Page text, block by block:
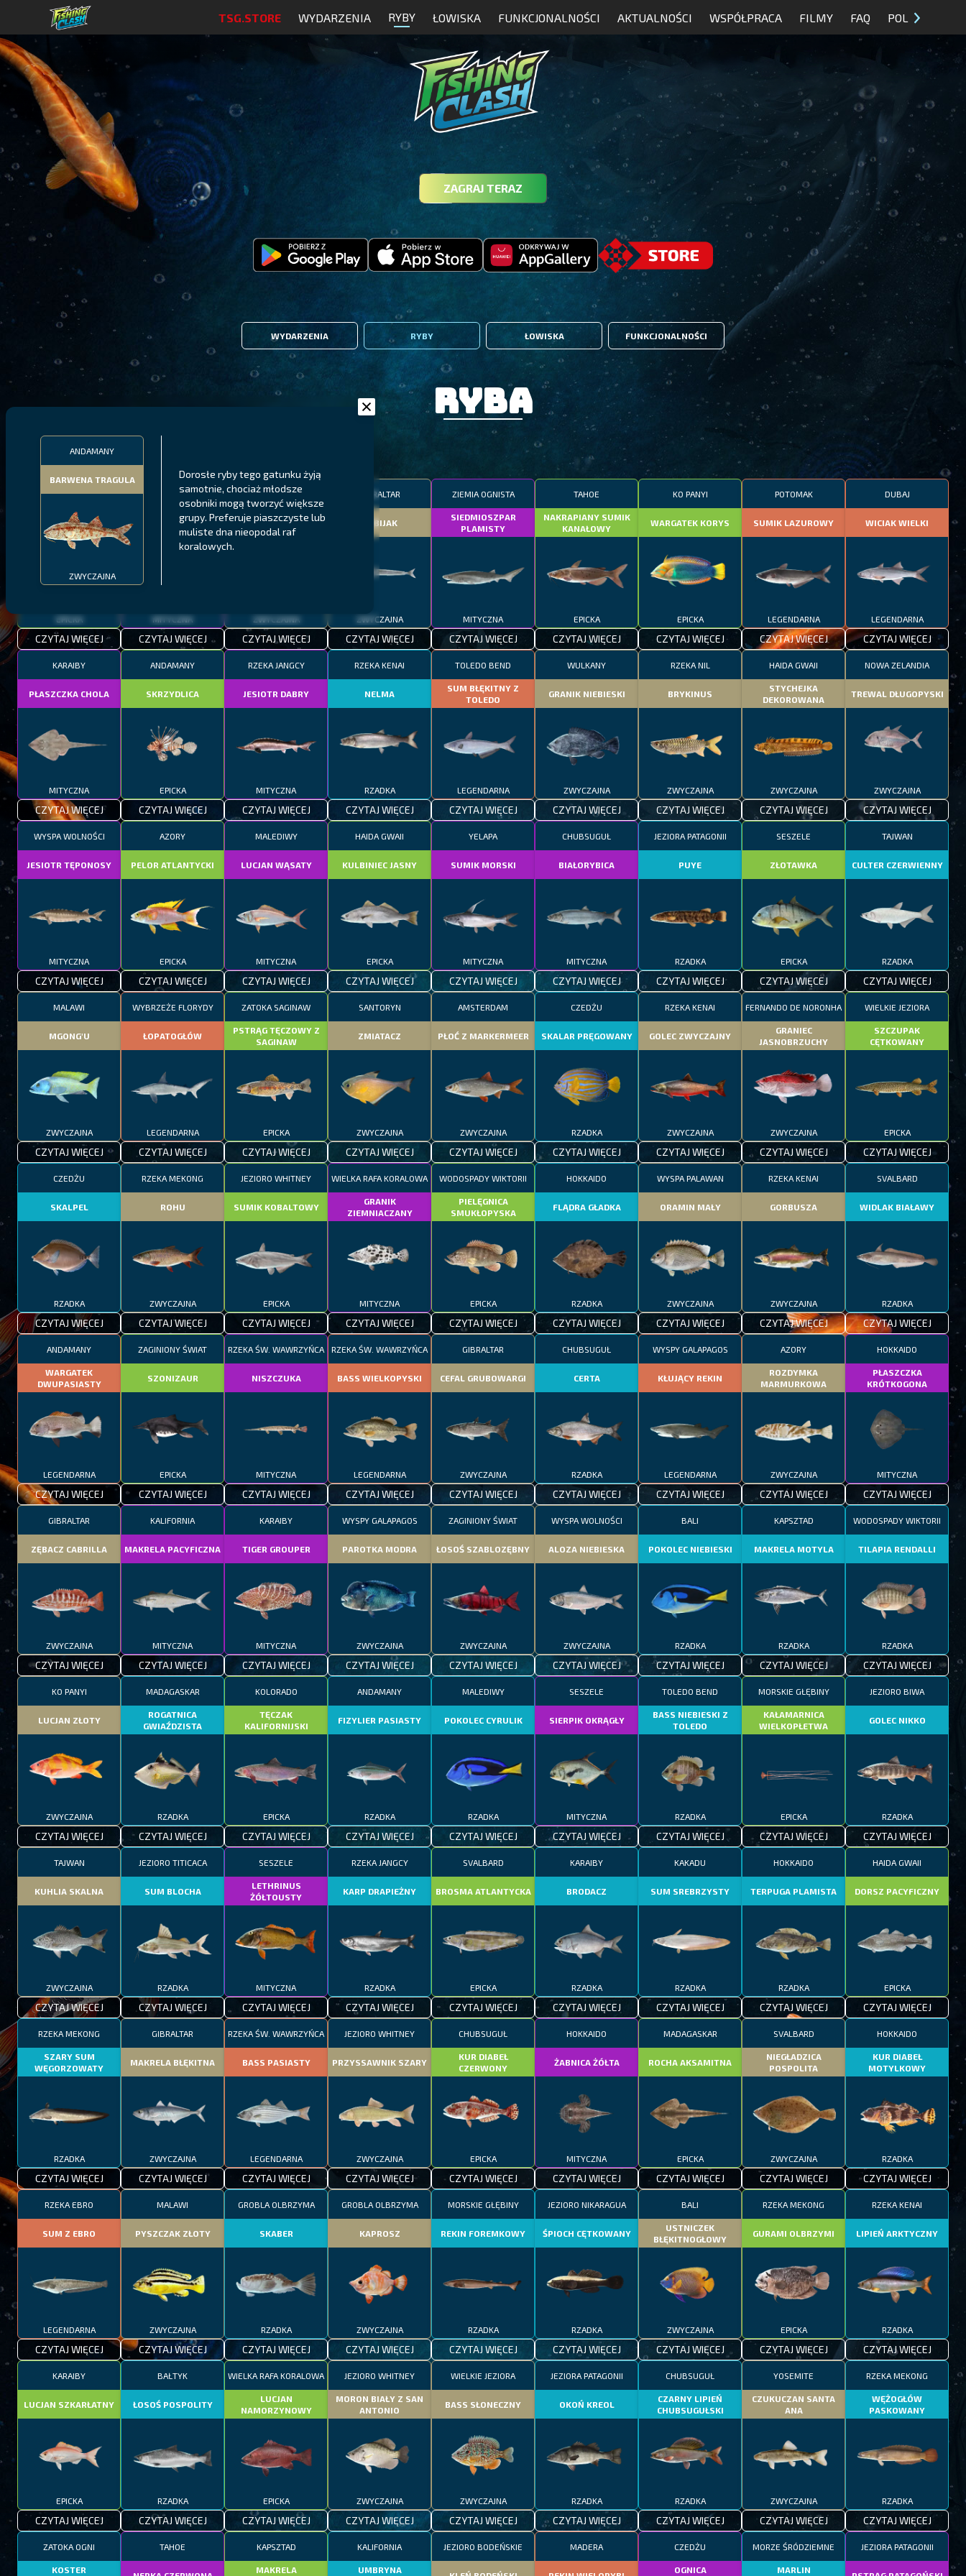
TSG.STORE WYDARZENIA RYBY ŁOWISKA FUNKCJONALNOŚCI AKTUALNOŚCI WSPÓŁPRACA FILMY FAQ POL
ZAGRAJ TERAZ
WYDARZENIA RYBY ŁOWISKA FUNKCJONALNOŚCI
ANDAMANY
BARWENA TRAGULA
ZWYCZAJNA
Dorosłe ryby tego gatunku żyją
samotnie, chociaż młodsze
osobniki mogą tworzyć większe
grupy. Preferuje piaszczyste lub
muliste dna nieopodal raf
koralowych.
Ryba
MALAWI
PYSZCZAK ZACHODNI
EPICKA
CZYTAJ WIĘCEJ
PÓŁNOCNE FIORDY
LING
MITYCZNA
CZYTAJ WIĘCEJ
WYSPY GALAPAGOS
BODIAN
MEKSYKAŃSKI
ZWYCZAJNA
CZYTAJ WIĘCEJ
GIBRALTAR
DOBIJAK
ZWYCZAJNA
CZYTAJ WIĘCEJ
ZIEMIA OGNISTA
SIEDMIOSZPAR
PLAMISTY
MITYCZNA
CZYTAJ WIĘCEJ
TAHOE
NAKRAPIANY SUMIK
KANAŁOWY
EPICKA
CZYTAJ WIĘCEJ
KO PANYI
WARGATEK KORYS
EPICKA
CZYTAJ WIĘCEJ
POTOMAK
SUMIK LAZUROWY
LEGENDARNA
CZYTAJ WIĘCEJ
DUBAJ
WICIAK WIELKI
LEGENDARNA
CZYTAJ WIĘCEJ
KARAIBY
PŁASZCZKA CHOLA
MITYCZNA
CZYTAJ WIĘCEJ
ANDAMANY
SKRZYDLICA
EPICKA
CZYTAJ WIĘCEJ
RZEKA JANGCY
JESIOTR DABRY
MITYCZNA
CZYTAJ WIĘCEJ
RZEKA KENAI
NELMA
RZADKA
CZYTAJ WIĘCEJ
TOLEDO BEND
SUM BŁĘKITNY Z
TOLEDO
LEGENDARNA
CZYTAJ WIĘCEJ
WULKANY
GRANIK NIEBIESKI
ZWYCZAJNA
CZYTAJ WIĘCEJ
RZEKA NIL
BRYKINUS
ZWYCZAJNA
CZYTAJ WIĘCEJ
HAIDA GWAII
STYCHEJKA
DEKOROWANA
ZWYCZAJNA
CZYTAJ WIĘCEJ
NOWA ZELANDIA
TREWAL DŁUGOPYSKI
ZWYCZAJNA
CZYTAJ WIĘCEJ
WYSPA WOLNOŚCI
JESIOTR TĘPONOSY
MITYCZNA
CZYTAJ WIĘCEJ
AZORY
PELOR ATLANTYCKI
EPICKA
CZYTAJ WIĘCEJ
MALEDIWY
LUCJAN WĄSATY
MITYCZNA
CZYTAJ WIĘCEJ
HAIDA GWAII
KULBINIEC JASNY
EPICKA
CZYTAJ WIĘCEJ
YELAPA
SUMIK MORSKI
MITYCZNA
CZYTAJ WIĘCEJ
CHUBSUGUŁ
BIAŁORYBICA
MITYCZNA
CZYTAJ WIĘCEJ
JEZIORA PATAGONII
PUYE
RZADKA
CZYTAJ WIĘCEJ
SESZELE
ZŁOTAWKA
EPICKA
CZYTAJ WIĘCEJ
TAJWAN
CULTER CZERWIENNY
RZADKA
CZYTAJ WIĘCEJ
MALAWI
MGONG'U
ZWYCZAJNA
CZYTAJ WIĘCEJ
WYBRZEŻE FLORYDY
ŁOPATOGŁÓW
LEGENDARNA
CZYTAJ WIĘCEJ
ZATOKA SAGINAW
PSTRĄG TĘCZOWY Z
SAGINAW
EPICKA
CZYTAJ WIĘCEJ
SANTORYN
ZMIATACZ
ZWYCZAJNA
CZYTAJ WIĘCEJ
AMSTERDAM
PŁOĆ Z MARKERMEER
ZWYCZAJNA
CZYTAJ WIĘCEJ
CZEDŻU
SKALAR PRĘGOWANY
RZADKA
CZYTAJ WIĘCEJ
RZEKA KENAI
GOLEC ZWYCZAJNY
ZWYCZAJNA
CZYTAJ WIĘCEJ
FERNANDO DE NORONHA
GRANIEC
JASNOBRZUCHY
ZWYCZAJNA
CZYTAJ WIĘCEJ
WIELKIE JEZIORA
SZCZUPAK
CĘTKOWANY
EPICKA
CZYTAJ WIĘCEJ
CZEDŻU
SKALPEL
RZADKA
CZYTAJ WIĘCEJ
RZEKA MEKONG
ROHU
ZWYCZAJNA
CZYTAJ WIĘCEJ
JEZIORO WHITNEY
SUMIK KOBALTOWY
EPICKA
CZYTAJ WIĘCEJ
WIELKA RAFA KORALOWA
GRANIK
ZIEMNIACZANY
MITYCZNA
CZYTAJ WIĘCEJ
WODOSPADY WIKTORII
PIELĘGNICA
SMUKŁOPYSKA
EPICKA
CZYTAJ WIĘCEJ
HOKKAIDO
FLĄDRA GŁADKA
RZADKA
CZYTAJ WIĘCEJ
WYSPA PALAWAN
ORAMIN MAŁY
ZWYCZAJNA
CZYTAJ WIĘCEJ
RZEKA KENAI
GORBUSZA
ZWYCZAJNA
CZYTAJ WIĘCEJ
SVALBARD
WIDLAK BIAŁAWY
RZADKA
CZYTAJ WIĘCEJ
ANDAMANY
WARGATEK
DWUPASIASTY
LEGENDARNA
CZYTAJ WIĘCEJ
ZAGINIONY ŚWIAT
SZONIZAUR
EPICKA
CZYTAJ WIĘCEJ
RZEKA ŚW. WAWRZYŃCA
NISZCZUKA
MITYCZNA
CZYTAJ WIĘCEJ
RZEKA ŚW. WAWRZYŃCA
BASS WIELKOPYSKI
LEGENDARNA
CZYTAJ WIĘCEJ
GIBRALTAR
CEFAL GRUBOWARGI
ZWYCZAJNA
CZYTAJ WIĘCEJ
CHUBSUGUŁ
CERTA
RZADKA
CZYTAJ WIĘCEJ
WYSPY GALAPAGOS
KŁUJĄCY REKIN
LEGENDARNA
CZYTAJ WIĘCEJ
AZORY
ROZDYMKA
MARMURKOWA
ZWYCZAJNA
CZYTAJ WIĘCEJ
HOKKAIDO
PŁASZCZKA
KRÓTKOGONA
MITYCZNA
CZYTAJ WIĘCEJ
GIBRALTAR
ZĘBACZ CABRILLA
ZWYCZAJNA
CZYTAJ WIĘCEJ
KALIFORNIA
MAKRELA PACYFICZNA
MITYCZNA
CZYTAJ WIĘCEJ
KARAIBY
TIGER GROUPER
MITYCZNA
CZYTAJ WIĘCEJ
WYSPY GALAPAGOS
PAROTKA MODRA
ZWYCZAJNA
CZYTAJ WIĘCEJ
ZAGINIONY ŚWIAT
ŁOSOŚ SZABLOZĘBNY
ZWYCZAJNA
CZYTAJ WIĘCEJ
WYSPA WOLNOŚCI
ALOZA NIEBIESKA
ZWYCZAJNA
CZYTAJ WIĘCEJ
BALI
POKOLEC NIEBIESKI
RZADKA
CZYTAJ WIĘCEJ
KAPSZTAD
MAKRELA MOTYLA
RZADKA
CZYTAJ WIĘCEJ
WODOSPADY WIKTORII
TILAPIA RENDALLI
RZADKA
CZYTAJ WIĘCEJ
KO PANYI
LUCJAN ZŁOTY
ZWYCZAJNA
CZYTAJ WIĘCEJ
MADAGASKAR
ROGATNICA
GWIAŹDZISTA
RZADKA
CZYTAJ WIĘCEJ
KOLORADO
TĘCZAK
KALIFORNIJSKI
EPICKA
CZYTAJ WIĘCEJ
ANDAMANY
FIZYLIER PASIASTY
RZADKA
CZYTAJ WIĘCEJ
MALEDIWY
POKOLEC CYRULIK
RZADKA
CZYTAJ WIĘCEJ
SESZELE
SIERPIK OKRĄGŁY
MITYCZNA
CZYTAJ WIĘCEJ
TOLEDO BEND
BASS NIEBIESKI Z
TOLEDO
RZADKA
CZYTAJ WIĘCEJ
MORSKIE GŁĘBINY
KAŁAMARNICA
WIELKOPŁETWA
EPICKA
CZYTAJ WIĘCEJ
JEZIORO BIWA
GOLEC NIKKO
RZADKA
CZYTAJ WIĘCEJ
TAJWAN
KUHLIA SKALNA
ZWYCZAJNA
CZYTAJ WIĘCEJ
JEZIORO TITICACA
SUM BLOCHA
RZADKA
CZYTAJ WIĘCEJ
SESZELE
LETHRINUS
ŻÓŁTOUSTY
MITYCZNA
CZYTAJ WIĘCEJ
RZEKA JANGCY
KARP DRAPIEŻNY
RZADKA
CZYTAJ WIĘCEJ
SVALBARD
BROSMA ATLANTYCKA
EPICKA
CZYTAJ WIĘCEJ
KARAIBY
BRODACZ
RZADKA
CZYTAJ WIĘCEJ
KAKADU
SUM SREBRZYSTY
RZADKA
CZYTAJ WIĘCEJ
HOKKAIDO
TERPUGA PLAMISTA
RZADKA
CZYTAJ WIĘCEJ
HAIDA GWAII
DORSZ PACYFICZNY
EPICKA
CZYTAJ WIĘCEJ
RZEKA MEKONG
SZARY SUM
WĘGORZOWATY
RZADKA
CZYTAJ WIĘCEJ
GIBRALTAR
MAKRELA BŁĘKITNA
ZWYCZAJNA
CZYTAJ WIĘCEJ
RZEKA ŚW. WAWRZYŃCA
BASS PASIASTY
LEGENDARNA
CZYTAJ WIĘCEJ
JEZIORO WHITNEY
PRZYSSAWNIK SZARY
ZWYCZAJNA
CZYTAJ WIĘCEJ
CHUBSUGUŁ
KUR DIABEŁ
CZERWONY
EPICKA
CZYTAJ WIĘCEJ
HOKKAIDO
ŻABNICA ŻÓŁTA
MITYCZNA
CZYTAJ WIĘCEJ
MADAGASKAR
ROCHA AKSAMITNA
EPICKA
CZYTAJ WIĘCEJ
SVALBARD
NIEGŁADZICA
POSPOLITA
ZWYCZAJNA
CZYTAJ WIĘCEJ
HOKKAIDO
KUR DIABEŁ
MOTYLKOWY
RZADKA
CZYTAJ WIĘCEJ
RZEKA EBRO
SUM Z EBRO
LEGENDARNA
CZYTAJ WIĘCEJ
MALAWI
PYSZCZAK ZŁOTY
ZWYCZAJNA
CZYTAJ WIĘCEJ
GROBLA OLBRZYMA
SKABER
RZADKA
CZYTAJ WIĘCEJ
GROBLA OLBRZYMA
KAPROSZ
ZWYCZAJNA
CZYTAJ WIĘCEJ
MORSKIE GŁĘBINY
REKIN FOREMKOWY
RZADKA
CZYTAJ WIĘCEJ
JEZIORO NIKARAGUA
ŚPIOCH CĘTKOWANY
RZADKA
CZYTAJ WIĘCEJ
BALI
USTNICZEK
BŁĘKITNOGŁOWY
ZWYCZAJNA
CZYTAJ WIĘCEJ
RZEKA MEKONG
GURAMI OLBRZYMI
EPICKA
CZYTAJ WIĘCEJ
RZEKA KENAI
LIPIEŃ ARKTYCZNY
RZADKA
CZYTAJ WIĘCEJ
KARAIBY
LUCJAN SZKARŁATNY
EPICKA
CZYTAJ WIĘCEJ
BAŁTYK
ŁOSOŚ POSPOLITY
RZADKA
CZYTAJ WIĘCEJ
WIELKA RAFA KORALOWA
LUCJAN
NAMORZYNOWY
EPICKA
CZYTAJ WIĘCEJ
JEZIORO WHITNEY
MORON BIAŁY Z SAN
ANTONIO
ZWYCZAJNA
CZYTAJ WIĘCEJ
WIELKIE JEZIORA
BASS SŁONECZNY
ZWYCZAJNA
CZYTAJ WIĘCEJ
JEZIORA PATAGONII
OKOŃ KREOL
RZADKA
CZYTAJ WIĘCEJ
CHUBSUGUŁ
CZARNY LIPIEŃ
CHUBSUGUŁSKI
RZADKA
CZYTAJ WIĘCEJ
YOSEMITE
CZUKUCZAN SANTA
ANA
ZWYCZAJNA
CZYTAJ WIĘCEJ
RZEKA MEKONG
WĘŻOGŁÓW
PASKOWANY
RZADKA
CZYTAJ WIĘCEJ
ZATOKA OGNI
KOSTER
TAHOE KAPSZTAD
MAKRELA
KALIFORNIA
UMBRYNA
JEZIORO BODEŃSKIE MADERA CZEDŻU
OGNICA
MORZE ŚRÓDZIEMNE
MARLIN
JEZIORA PATAGONII